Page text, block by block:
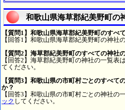
和歌山県海草郡紀美野町の
【質問1】和歌山県海草郡紀美野町のすべ
【回答1】和歌山県海草郡紀美野町の神社
【質問2】海草郡紀美野町のすべての神社
【回答2】海草郡紀美野町の神社の一覧表は
てください。
【質問3】和歌山県の市町村ごとのすべて
か？
【回答3】和歌山県の市町村ごとの神社の
ック してください。